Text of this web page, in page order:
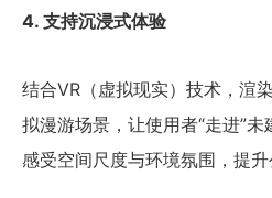
4. 支持沉浸式体验
结合VR（虚拟现实）技术，渲
拟漫游场景，让使用者“走进”
感受空间尺度与环境氛围，提升